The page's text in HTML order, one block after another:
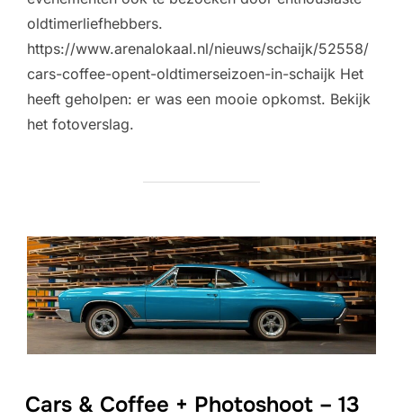
oldtimerliefhebbers.
https://www.arenalokaal.nl/nieuws/schaijk/52558/
cars-coffee-opent-oldtimerseizoen-in-schaijk Het
heeft geholpen: er was een mooie opkomst. Bekijk
het fotoverslag.
Cars & Coffee + Photoshoot – 13